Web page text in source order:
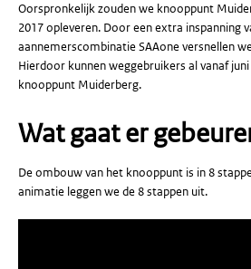
Oorspronkelijk zouden we knooppunt
2017 opleveren. Door een extra inspanning
aannemerscombinatie SAAone versnellen
Hierdoor kunnen weggebruikers al vanaf
knooppunt Muiderberg.
Wat gaat er
De ombouw van het knooppunt is in 8
animatie leggen we de 8 stappen uit.